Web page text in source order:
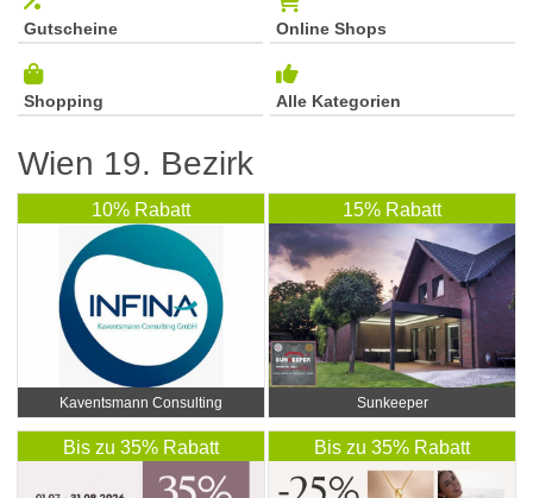
Gutscheine Online Shops
Shopping Alle Kategorien
Wien 19. Bezirk
10% Rabatt
Kaventsmann Consulting
15% Rabatt
Sunkeeper
Bis zu 35% Rabatt Bis zu 35% Rabatt